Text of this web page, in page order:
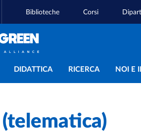
Biblioteche Corsi
DIDATTICA RICERCA NOI E